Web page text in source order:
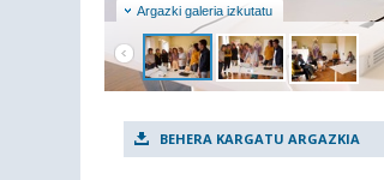
Argazki galeria izkutatu
BEHERA KARGATU ARGAZKIA